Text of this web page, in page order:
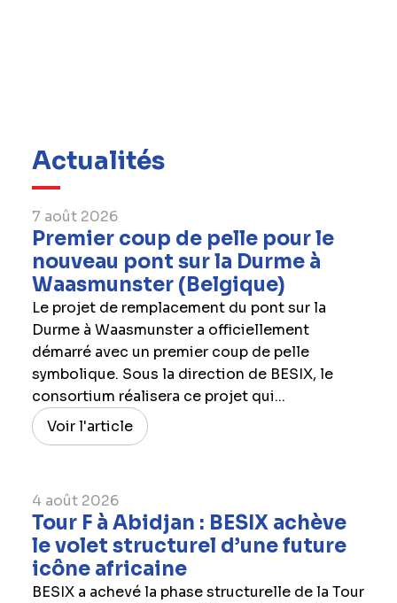
Actualités
7 août 2026
Premier coup de pelle pour le
nouveau pont sur la Durme à
Waasmunster (Belgique)
Le projet de remplacement du pont sur la
Durme à Waasmunster a officiellement
démarré avec un premier coup de pelle
symbolique. Sous la direction de BESIX, le
consortium réalisera ce projet qui...
Voir l'article
4 août 2026
Tour F à Abidjan : BESIX achève
le volet structurel d’une future
icône africaine
BESIX a achevé la phase structurelle de la Tour